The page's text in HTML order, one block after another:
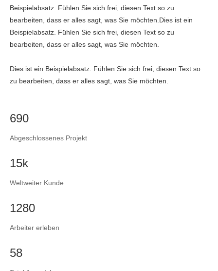
Beispielabsatz. Fühlen Sie sich frei, diesen Text so zu
bearbeiten, dass er alles sagt, was Sie möchten. Dies ist ein
Beispielabsatz. Fühlen Sie sich frei, diesen Text so zu
bearbeiten, dass er alles sagt, was Sie möchten.
Dies ist ein Beispielabsatz. Fühlen Sie sich frei, diesen Text so
zu bearbeiten, dass er alles sagt, was Sie möchten.
690
Abgeschlossenes Projekt
15k
Weltweiter Kunde
1280
Arbeiter erleben
58